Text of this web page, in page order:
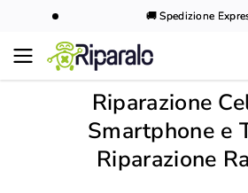
🚚 Spedizione
Riparazione
Smartphone e
Riparazione